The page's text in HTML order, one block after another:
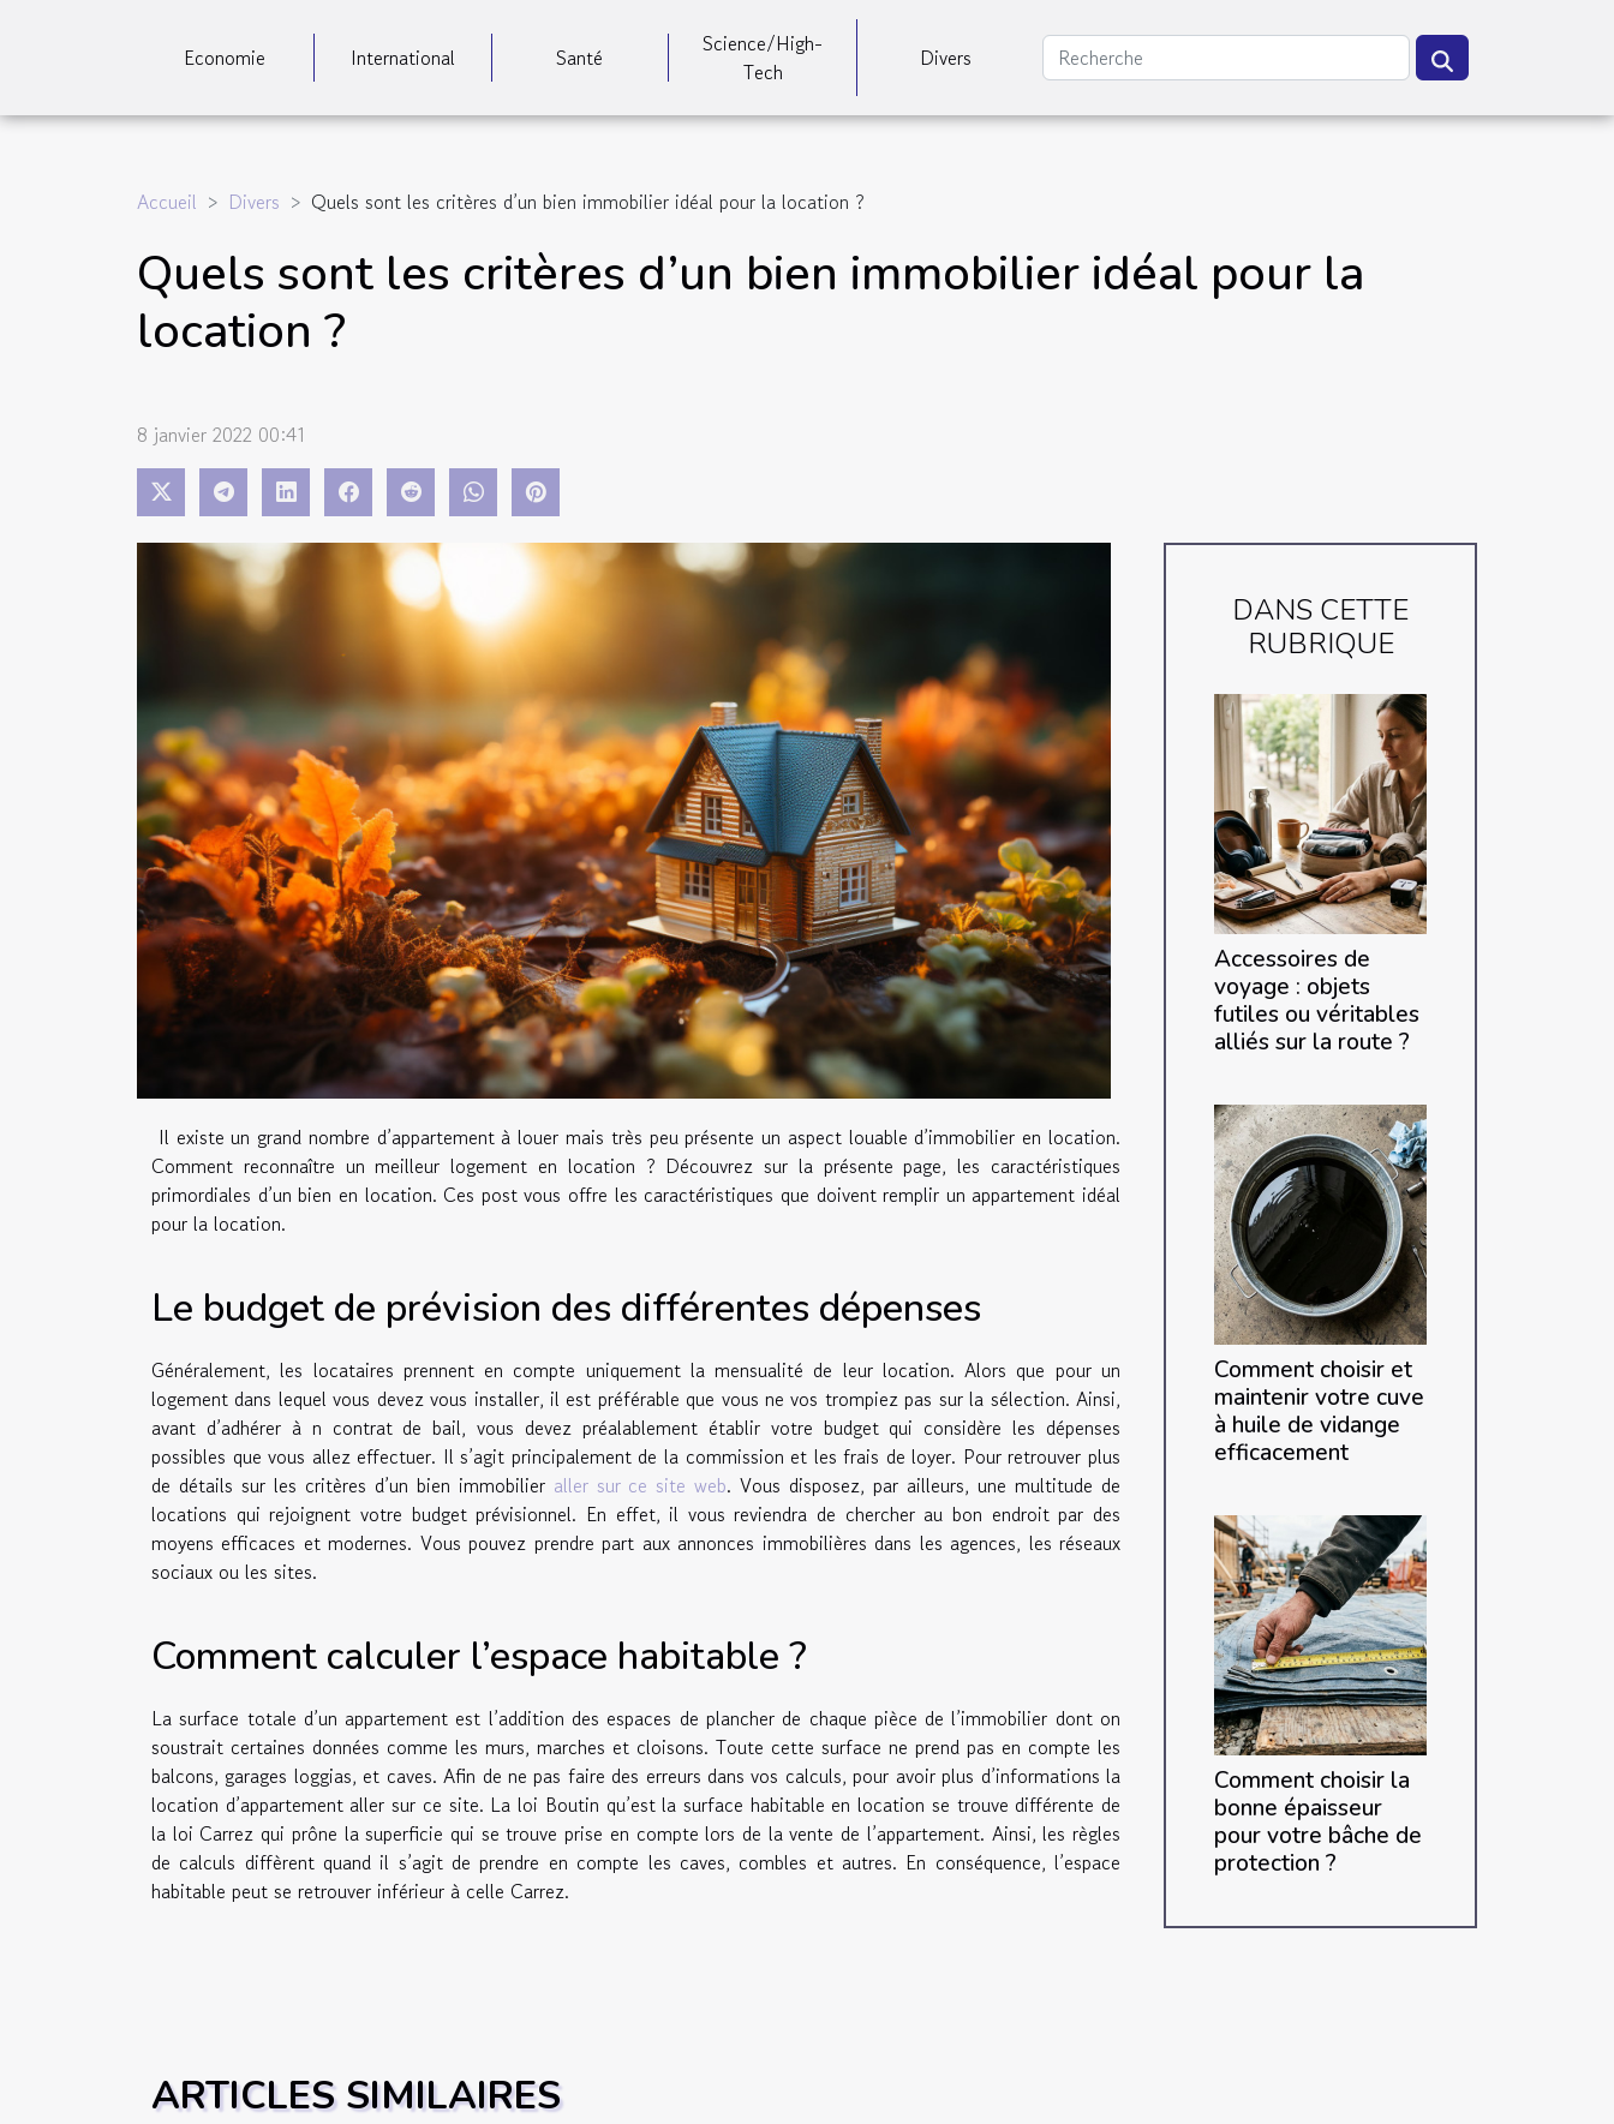
Economie International Santé
Science/High-
Tech
Divers
Accueil Divers Quels sont les critères d’un bien immobilier idéal pour la location ?
Quels sont les critères d’un bien immobilier idéal pour la
location ?
8 janvier 2022 00:41
Il existe un grand nombre d’appartement à louer mais très peu présente un aspect louable d’immobilier en location.
Comment reconnaître un meilleur logement en location ? Découvrez sur la présente page, les caractéristiques
primordiales d’un bien en location. Ces post vous offre les caractéristiques que doivent remplir un appartement idéal
pour la location.
Le budget de prévision des différentes dépenses
Généralement, les locataires prennent en compte uniquement la mensualité de leur location. Alors que pour un
logement dans lequel vous devez vous installer, il est préférable que vous ne vos trompiez pas sur la sélection. Ainsi,
avant d’adhérer à n contrat de bail, vous devez préalablement établir votre budget qui considère les dépenses
possibles que vous allez effectuer. Il s’agit principalement de la commission et les frais de loyer. Pour retrouver plus
de détails sur les critères d’un bien immobilier aller sur ce site web. Vous disposez, par ailleurs, une multitude de
locations qui rejoignent votre budget prévisionnel. En effet, il vous reviendra de chercher au bon endroit par des
moyens efficaces et modernes. Vous pouvez prendre part aux annonces immobilières dans les agences, les réseaux
sociaux ou les sites.
Comment calculer l’espace habitable ?
La surface totale d’un appartement est l’addition des espaces de plancher de chaque pièce de l’immobilier dont on
soustrait certaines données comme les murs, marches et cloisons. Toute cette surface ne prend pas en compte les
balcons, garages loggias, et caves. Afin de ne pas faire des erreurs dans vos calculs, pour avoir plus d’informations la
location d’appartement aller sur ce site. La loi Boutin qu’est la surface habitable en location se trouve différente de
la loi Carrez qui prône la superficie qui se trouve prise en compte lors de la vente de l’appartement. Ainsi, les règles
de calculs diffèrent quand il s’agit de prendre en compte les caves, combles et autres. En conséquence, l’espace
habitable peut se retrouver inférieur à celle Carrez.
DANS CETTE
RUBRIQUE
Accessoires de
voyage : objets
futiles ou véritables
alliés sur la route ?
Comment choisir et
maintenir votre cuve
à huile de vidange
efficacement
Comment choisir la
bonne épaisseur
pour votre bâche de
protection ?
ARTICLES SIMILAIRES